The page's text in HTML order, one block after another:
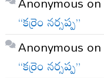
“కర్రెం నర్సప్ప”
Anonymous on
“కర్రెం నర్సప్ప”